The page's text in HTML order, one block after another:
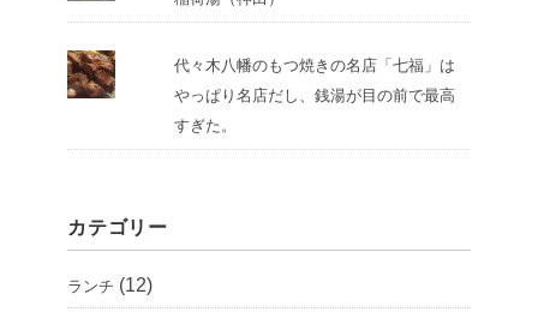
代々木八幡のもつ焼きの名店「七福」は
やっぱり名店だし、銭湯が目の前で最高
すぎた。
カテゴリー
ランチ (12)